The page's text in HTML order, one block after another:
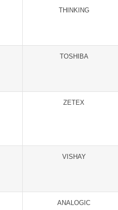
THINKING
TOSHIBA
ZETEX
VISHAY
ANALOGIC